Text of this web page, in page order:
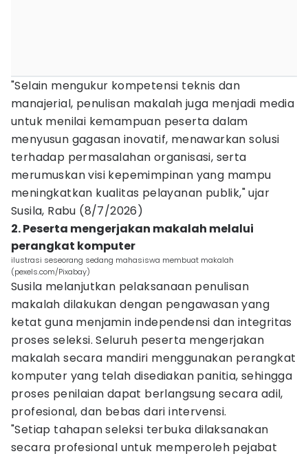
"Selain mengukur kompetensi teknis dan
manajerial, penulisan makalah juga menjadi media
untuk menilai kemampuan peserta dalam
menyusun gagasan inovatif, menawarkan solusi
terhadap permasalahan organisasi, serta
merumuskan visi kepemimpinan yang mampu
meningkatkan kualitas pelayanan publik," ujar
Susila, Rabu (8/7/2026)
2. Peserta mengerjakan makalah melalui
perangkat komputer
ilustrasi seseorang sedang mahasiswa membuat makalah
(pexels.com/Pixabay)
Susila melanjutkan pelaksanaan penulisan
makalah dilakukan dengan pengawasan yang
ketat guna menjamin independensi dan integritas
proses seleksi. Seluruh peserta mengerjakan
makalah secara mandiri menggunakan perangkat
komputer yang telah disediakan panitia, sehingga
proses penilaian dapat berlangsung secara adil,
profesional, dan bebas dari intervensi.
"Setiap tahapan seleksi terbuka dilaksanakan
secara profesional untuk memperoleh pejabat